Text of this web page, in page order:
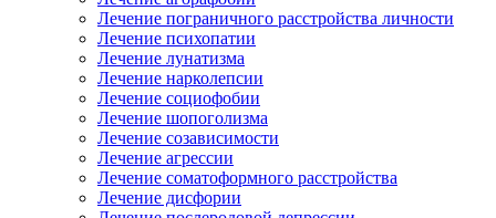
Лечение пограничного расстройства личности
Лечение психопатии
Лечение лунатизма
Лечение нарколепсии
Лечение социофобии
Лечение шопоголизма
Лечение созависимости
Лечение агрессии
Лечение соматоформного расстройства
Лечение дисфории